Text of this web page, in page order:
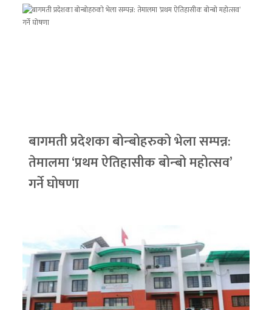
बागमती प्रदेशका बोन्बोहरुको भेला सम्पन्न:
तेमालमा ‘प्रथम ऐतिहासीक बोन्बो महोत्सव’
गर्ने घोषणा